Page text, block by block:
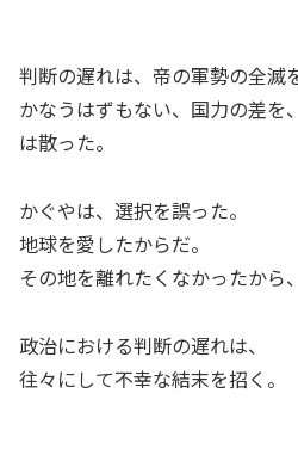
判断の遅れは、帝の軍勢の全滅
かなうはずもない、国力の差を
は散った。
かぐやは、選択を誤った。
地球を愛したからだ。
その地を離れたくなかったから
政治における判断の遅れは、
往々にして不幸な結末を招く。